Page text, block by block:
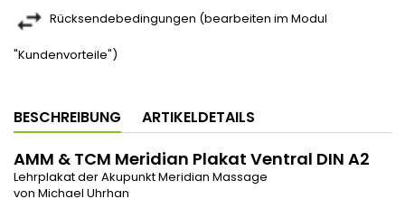
Rücksendebedingungen (bearbeiten im Modul
"Kundenvorteile")
BESCHREIBUNG ARTIKELDETAILS
AMM & TCM Meridian Plakat Ventral DIN A2
Lehrplakat der Akupunkt Meridian Massage
von Michael Uhrhan